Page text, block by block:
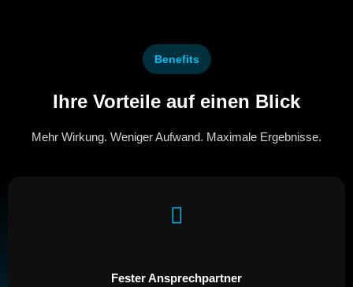
Benefits
Ihre Vorteile auf einen Blick
Mehr Wirkung. Weniger Aufwand. Maximale Ergebnisse.
Fester Ansprechpartner